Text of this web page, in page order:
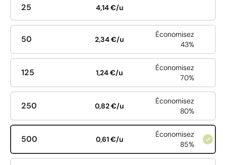
25 4,14 €/u
50 2,34 €/u
Économisez
43%
125 1,24 €/u
Économisez
70%
250 0,82 €/u
Économisez
80%
500 0,61 €/u
Économisez
85%